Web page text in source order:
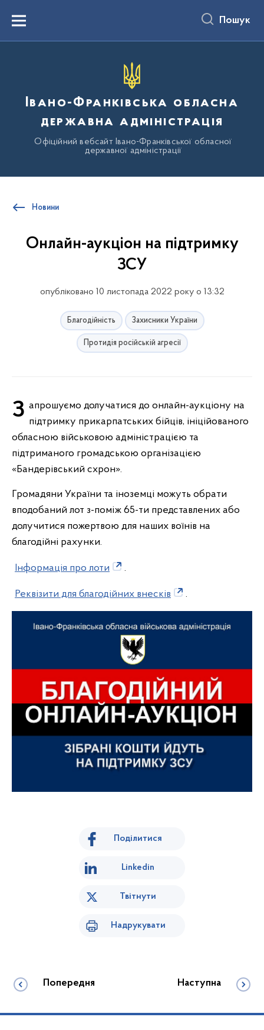
вмістуMenu Пошук
Івано-Франківська обласна
державна адміністрація
Офіційний вебсайт Івано-Франківської обласної
державної адміністрації
Новини
Онлайн-аукціон на підтримку
ЗСУ
опубліковано 10 листопада 2022 року о 13:32
Благодійність Захисники України
Протидія російській агресії
Запрошуємо долучатися до онлайн-аукціону на підтримку прикарпатських бійців, ініційованого
обласною військовою адміністрацією та
підтриманого громадською організацією
«Бандерівський схрон».
Громадяни України та іноземці можуть обрати
вподобаний лот з-поміж 65-ти представлених або
долучитися пожертвою для наших воїнів на
благодійні рахунки.
Інформація про лоти .
Реквізити для благодійних внесків .
Поділитися
Linkedin
Твітнути
Надрукувати
Попередня Наступна